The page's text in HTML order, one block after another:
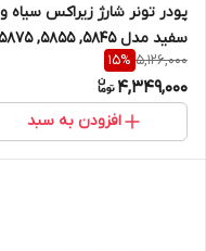
پودر تونر شارژ زیراکس سیاه و
سفید مدل 5845, 5855, 5875
5,126,000
15%
4,349,000
افزودن به سبد